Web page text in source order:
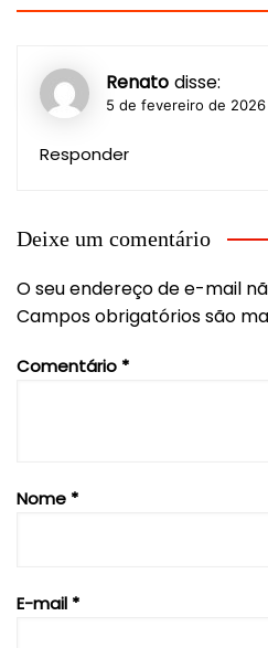
Renato disse:
5 de fevereiro de
Responder
Deixe um comentário
O seu endereço de e-mail
Campos obrigatórios são
Comentário *
Nome *
E-mail *